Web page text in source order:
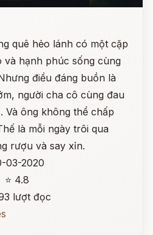
quê hẻo lánh có một cặp
và hạnh phúc sống cùng
điều đáng buồn là
người cha cô cùng đau
Và ông không thể chấp
là mỗi ngày trôi qua
rượu và say xỉn.
03-2020
⭐ 4.8
lượt đọc